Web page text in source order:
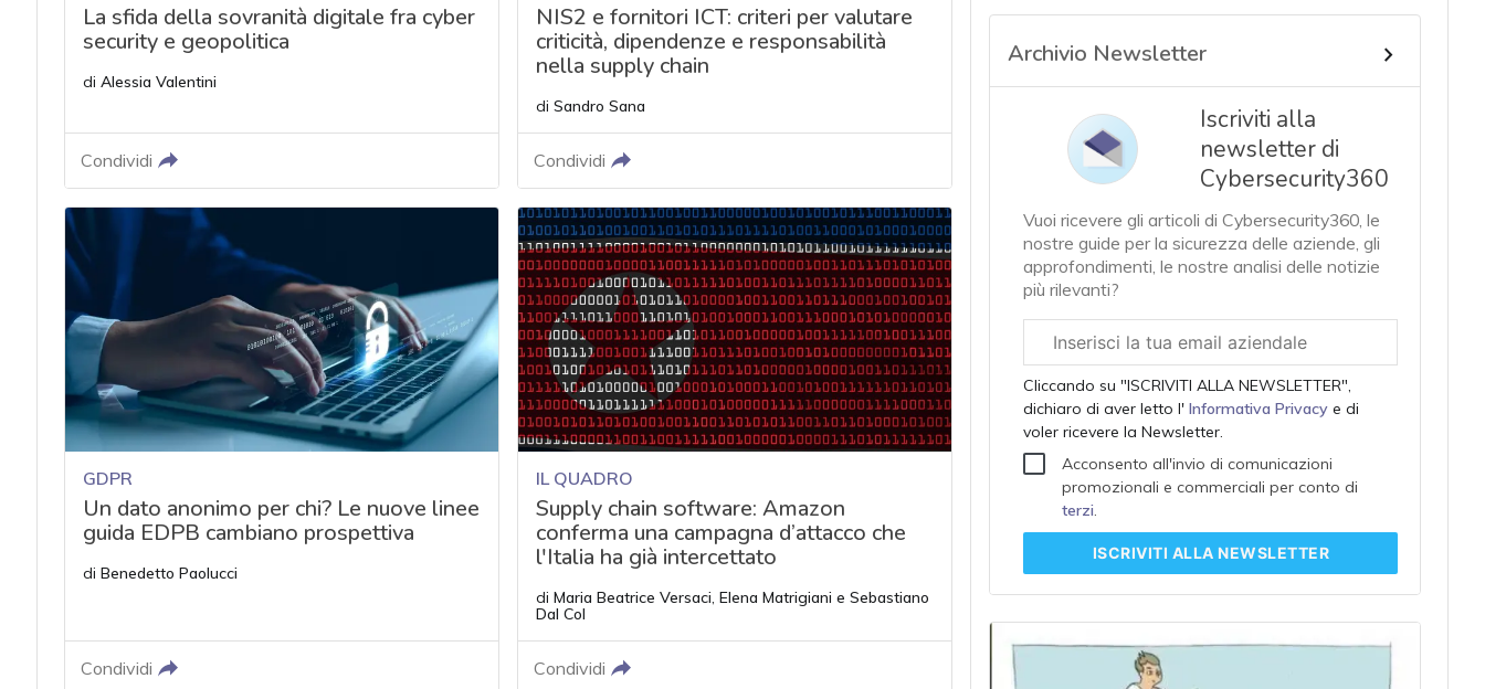
La sfida della sovranità digitale fra cyber
security e geopolitica
di Alessia Valentini
Condividi
NIS2 e fornitori ICT: criteri per valutare
criticità, dipendenze e responsabilità
nella supply chain
di Sandro Sana
Condividi
GDPR
Un dato anonimo per chi? Le nuove linee
guida EDPB cambiano prospettiva
di Benedetto Paolucci
Condividi
IL QUADRO
Supply chain software: Amazon
conferma una campagna d’attacco che
l'Italia ha già intercettato
di Maria Beatrice Versaci, Elena Matrigiani e Sebastiano
Dal Col
Condividi
Archivio Newsletter
Iscriviti alla
newsletter di
Cybersecurity360
Vuoi ricevere gli articoli di Cybersecurity360, le
nostre guide per la sicurezza delle aziende, gli
approfondimenti, le nostre analisi delle notizie
più rilevanti?
aziendale
Cliccando su "ISCRIVITI ALLA NEWSLETTER",
dichiaro di aver letto l' Informativa Privacye di
voler ricevere la Newsletter.
Acconsento all'invio di comunicazioni
promozionali e commerciali per conto di
terzi.
ISCRIVITI ALLA NEWSLETTER